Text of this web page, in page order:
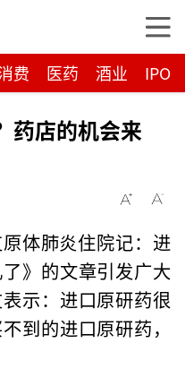
费 医药 酒业 IPO
药店的机会来
体肺炎住院记：进
》的文章引发广大
示：进口原研药很
到的进口原研药，